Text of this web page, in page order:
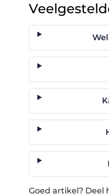
Goed artikel? Deel